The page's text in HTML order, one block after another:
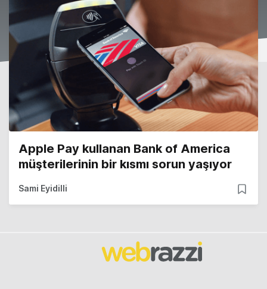
Apple Pay kullanan Bank of America
müşterilerinin bir kısmı sorun yaşıyor
Sami Eyidilli